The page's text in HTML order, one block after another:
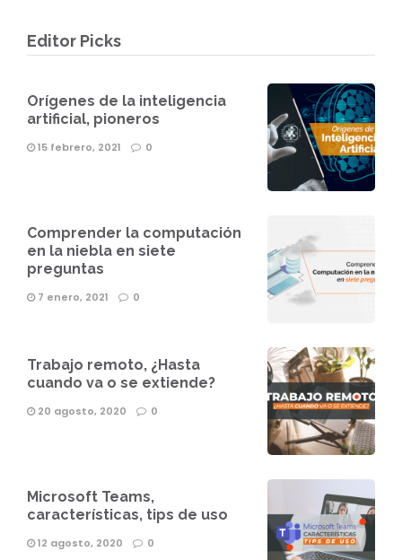
Editor Picks
Orígenes de la inteligencia
artificial, pioneros
15 febrero, 2021 0
Comprender la computación
en la niebla en siete
preguntas
7 enero, 2021 0
Trabajo remoto, ¿Hasta
cuando va o se extiende?
20 agosto, 2020 0
Microsoft Teams,
características, tips de uso
12 agosto, 2020 0